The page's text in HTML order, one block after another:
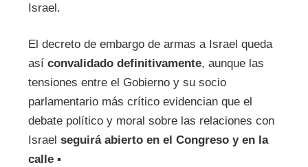
Israel.
El decreto de embargo de armas a Israel queda
así convalidado definitivamente, aunque las
tensiones entre el Gobierno y su socio
parlamentario más crítico evidencian que el
debate político y moral sobre las relaciones con
Israel seguirá abierto en el Congreso y en la
calle▪